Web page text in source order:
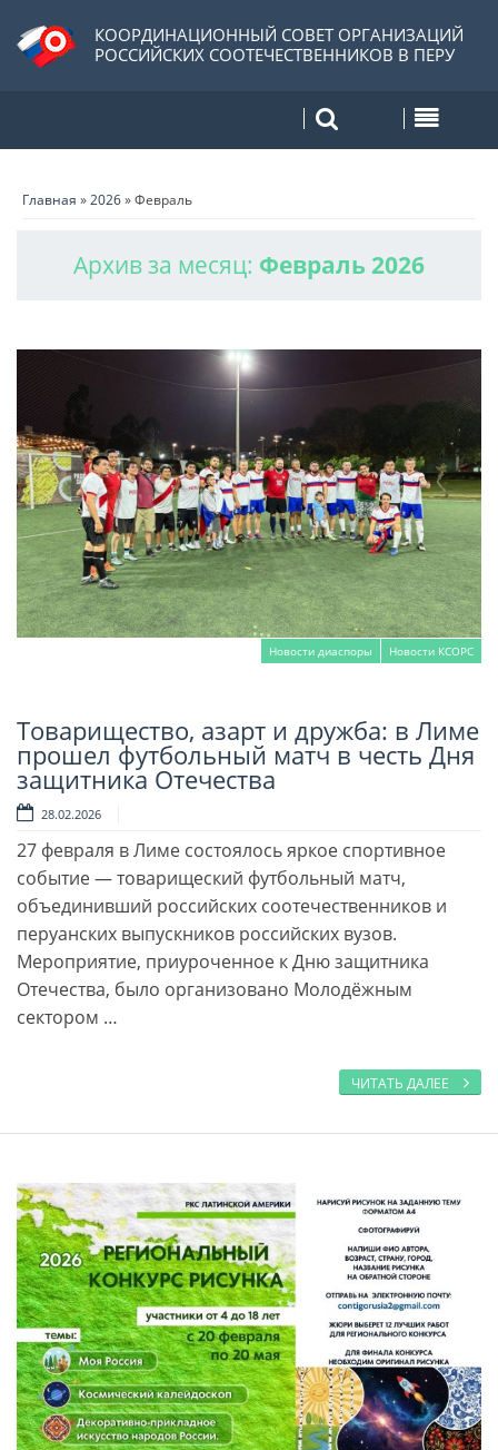
КООРДИНАЦИОННЫЙ СОВЕТ ОРГАНИЗАЦИЙ
РОССИЙСКИХ СООТЕЧЕСТВЕННИКОВ В ПЕРУ
Главная »2026»Февраль
Архив за месяц: Февраль 2026
Новости диаспоры Новости КСОРС
Читать далее
Товарищество, азарт и дружба: в Лиме
прошел футбольный матч в честь Дня
защитника Отечества
28.02.2026
27 февраля в Лиме состоялось яркое спортивное
событие — товарищеский футбольный матч,
объединивший российских соотечественников и
перуанских выпускников российских вузов.
Мероприятие, приуроченное к Дню защитника
Отечества, было организовано Молодёжным
сектором …
ЧИТАТЬ ДАЛЕЕ